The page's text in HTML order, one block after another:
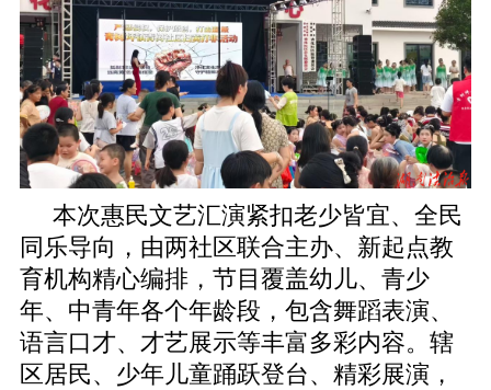
本次惠民文艺汇演紧扣老少皆宜、全民
同乐导向，由两社区联合主办、新起点教
育机构精心编排，节目覆盖幼儿、青少
年、中青年各个年龄段，包含舞蹈表演、
语言口才、才艺展示等丰富多彩内容。辖
区居民、少年儿童踊跃登台、精彩展演，